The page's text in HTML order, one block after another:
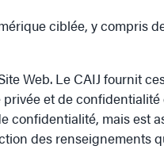
ciblée, y compris
Web. Le CAIJ fournit
et de
confidentialité, mais est
des renseignements